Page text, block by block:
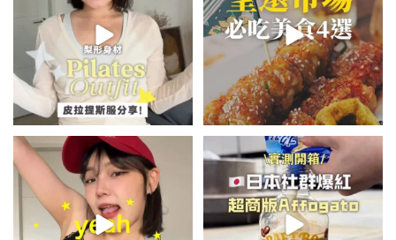
48 20 348 59
summer outfit⋆.˚✮🎧✮˚.⋆
夏日穿搭最需要單品！...
755 43
\🇯🇵日本爆紅!超商版Affogato
🍨☕️/
🏷️#吉推日本🇯🇵...
118 26